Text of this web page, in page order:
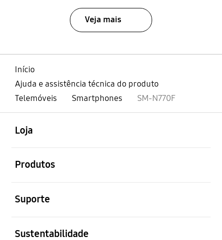
Veja mais
Início
Ajuda e assistência técnica do produto
Telemóveis
Smartphones SM-N770F
Loja
Produtos
Suporte
Sustentabilidade